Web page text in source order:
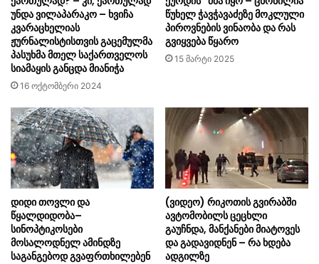
უნდა ვილაპარაკო – ხვიჩა
კვარაცხელიას
ჟურნალისტისთვის გაცემულმა
პასუხმა მთელ საქართველოს
სიამაყის განცდა მიანიჭა
16 ოქტომბერი 2024
წუხელ ჭავჭავაძეზე მოკლული
პიროვნების ვინაობა და რას
გვიყვება წყარო
15 მარტი 2025
დიდი თოვლი და
წყალდიდობა–
სინოპტიკოსები
მოსალოდნელ ამინდზე
საგანგებოდ გვაფრთხილებენ
(ვიდეო) რიკოთის გვირაბში
ავტომობილს ცეცხლი
გაუჩნდა, მანქანები მიატოვეს
და გადავიდნენ – რა ხდება
ადგილზე